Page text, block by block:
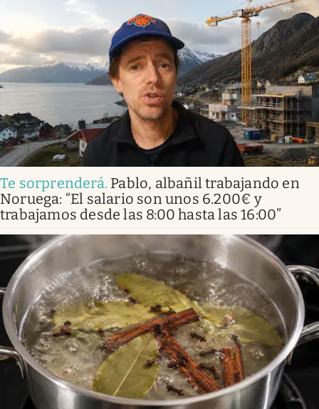
Te sorprenderá. Pablo, albañil trabajando en
Noruega: “El salario son unos 6.200€ y
trabajamos desde las 8:00 hasta las 16:00”